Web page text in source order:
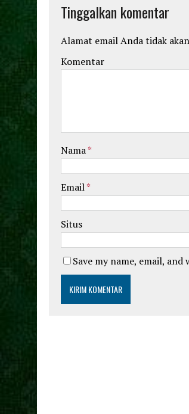
Tinggalkan komentar
Alamat email Anda tidak
Komentar
Nama*
Email*
Situs
Save my name, email,